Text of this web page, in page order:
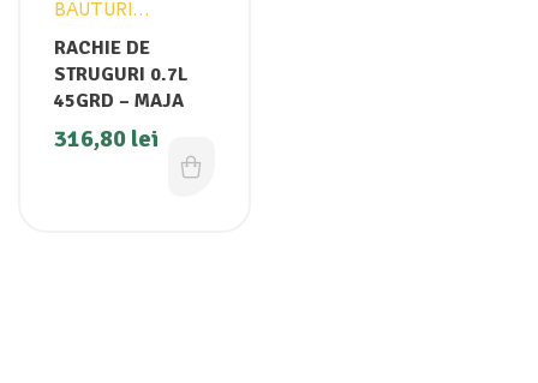
BAUTURI
ALCOOLICE
RACHIE DE
STRUGURI 0.7L
45GRD – MAJA
316,80 lei